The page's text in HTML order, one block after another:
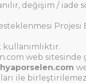
değişim /
Projesi
web sitesinde
ile